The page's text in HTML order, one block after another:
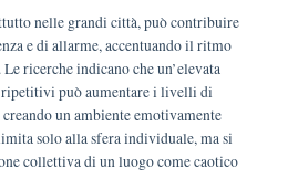
nelle grandi città, può contribuire
e di allarme, accentuando il ritmo
ricerche indicano che un’elevata
ripetitivi può aumentare i livelli di
un ambiente emotivamente
solo alla sfera individuale, ma si
collettiva di un luogo come caotico